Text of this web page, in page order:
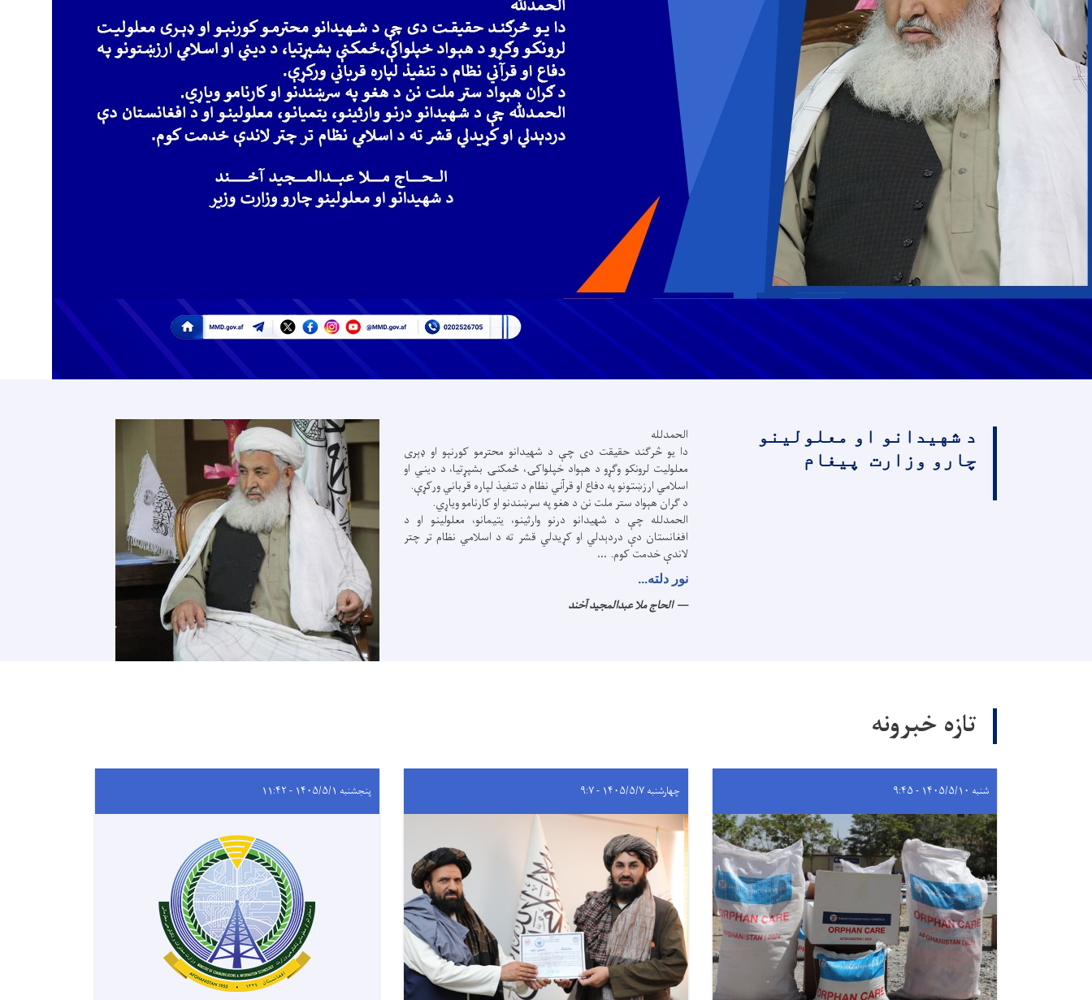
د شهیدانو او معلولینو
چارو وزارت پیغام
الحمدلله
دا یو څرګند حقیقت دی چې د شهیدانو محترمو کورنېو او ډېرى
معلولیت لرونکو وګړو د هېواد خپلواکۍ، ځمکنۍ بشپړتیا، د دیني او
اسلامي ارزښتونو په دفاع او قرآني نظام د تنفیذ لپاره قرباني ورکړې.
د ګران هېواد ستر ملت نن د هغو په سرښندنو او کارنامو ویاړي.
الحمدلله چې د شهیدانو درنو وارثینو، یتیمانو، معلولینو او د
افغانستان دې دردېدلي او کړیدلي قشر ته د اسلامي نظام تر چتر
لاندې خدمت کوم. ...
نور دلته...
الحاج ملا عبدالمجید آخند
تازه خبرونه
شنبه ۱۴۰۵/۵/۱۰ - ۹:۴۵ چهارشنبه ۱۴۰۵/۵/۷ - ۹:۷ پنجشنبه ۱۴۰۵/۵/۱ - ۱۱:۴۲